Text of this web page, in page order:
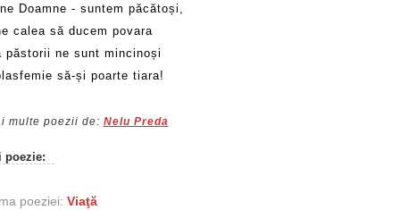
Doamne - suntem păcătoși,
calea să ducem povara
păstorii ne sunt mincinoși
să-și poarte tiara!
multe poezii de: Nelu Preda
poezie:
poeziei: Viaţă